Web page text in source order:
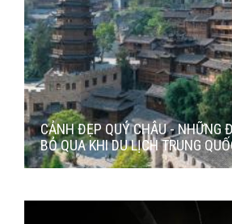
CẢNH ĐẸP QUÝ CHÂU - NHỮNG
BỎ QUA KHI DU LỊCH TRUNG